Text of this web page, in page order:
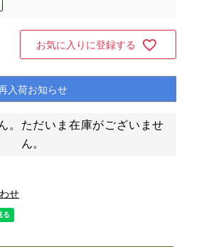
お気に入りに登録する
入荷お知らせ
。ただいま在庫がございませ
ん。
せ